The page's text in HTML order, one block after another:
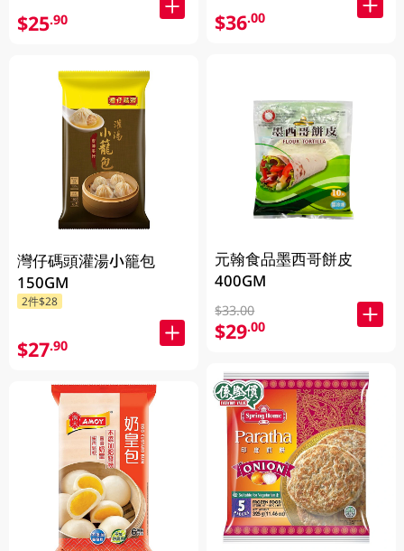
$25.90
灣仔碼頭灌湯小籠包
150GM
2件$28
$27.90
$36.00
元翰食品墨西哥餅皮
400GM
$33.00
$29.00